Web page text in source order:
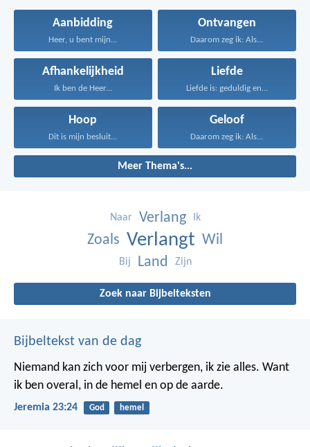
Aanbidding
Heer, u bent mijn...
Ontvangen
Daarom zeg ik: Als...
Afhankelijkheid
Ik ben de Heer...
Liefde
Liefde is: geduldig en...
Hoop
Dit is mijn besluit...
Geloof
Daarom zeg ik: Als...
Meer Thema's...
Naar Verlang Ik
Zoals Verlangt Wil
Bij Land Zijn
Zoek naar Bijbelteksten
Bijbeltekst van de dag
Niemand kan zich voor mij verbergen, ik zie alles. Want
ik ben overal, in de hemel en op de aarde.
Jeremia 23:24 God hemel